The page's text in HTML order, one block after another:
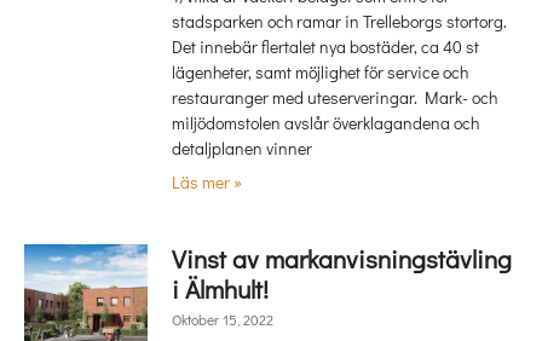
stadsparken och ramar in Trelleborgs stortorg.
Det innebär flertalet nya bostäder, ca 40 st
lägenheter, samt möjlighet för service och
restauranger med uteserveringar. Mark- och
miljödomstolen avslår överklagandena och
detaljplanen vinner
Läs mer »
Vinst av markanvisningstävling
i Älmhult!
Oktober 15, 2022